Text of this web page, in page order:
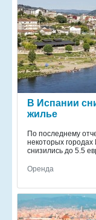
В Испании
жилье
По последнему
некоторых
снизились до 5.5
Оренда